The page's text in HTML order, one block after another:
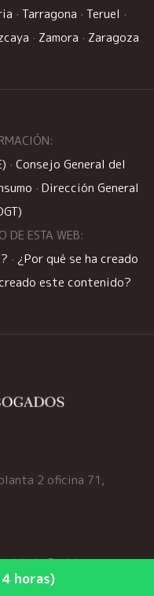
horas)
· Tarragona · Teruel ·
· Zamora · Zaragoza
· Consejo General del
· Dirección General
DE ESTA WEB:
· ¿Por qué se ha creado
este contenido?
2 oficina 71,
·Cookies
del sitio